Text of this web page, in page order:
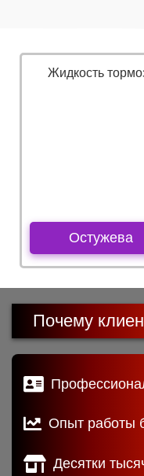
Жидкость
Остужева
Почему
Опыт работы
Десятки